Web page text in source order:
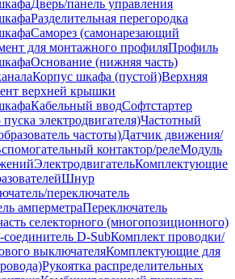
Дверь/панель управления
Разделительная перегородка
Саморез (самонарезающий
для монтажного профиляПрофиль
Основание (нижняя часть)
Корпус шкафа (пустой)Верхняя
верхней крышки
Кабельный вводСофтстартер
электродвигателя)Частотный
частоты)Датчик движения/
контактор/релеМодуль
ЭлектродвигательКомплектующие
Шнур
переключатель
амперметраПереключатель
селекторного (многопозиционного)
соединитель D-SubКомплект проводки/
выключателяКомплектующие для
Рукоятка распределительных